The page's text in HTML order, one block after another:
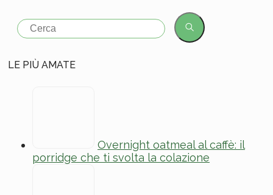
Search
for:
LE PIÙ AMATE
Overnight oatmeal al caffè: il
porridge che ti svolta la colazione